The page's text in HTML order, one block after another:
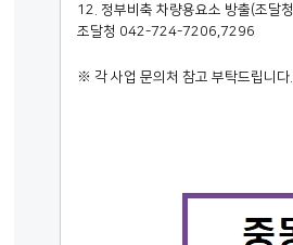
12. 정부비축 차량용요소 방출(조달청
조달청 042-724-7206,7296
※ 각 사업 문의처 참고 부탁드립니다